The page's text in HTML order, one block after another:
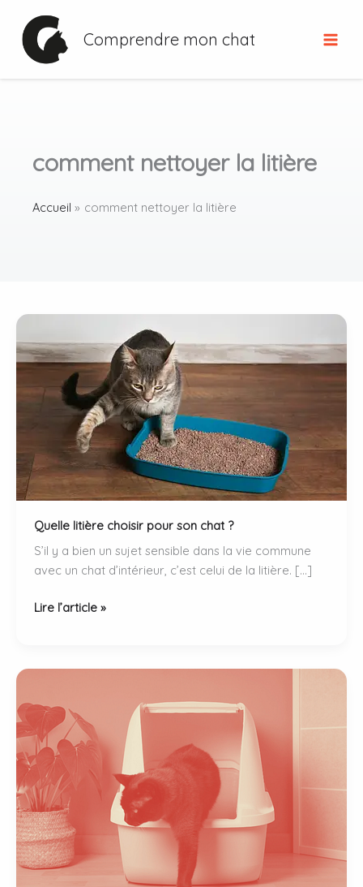
contenu
Comprendre mon chat
comment nettoyer la litière
Accueil comment nettoyer la litière
Quelle litière choisir pour son chat ?
S’il y a bien un sujet sensible dans la vie commune
avec un chat d’intérieur, c’est celui de la litière. […]
Quelle
pour
chat
Lire l’article »